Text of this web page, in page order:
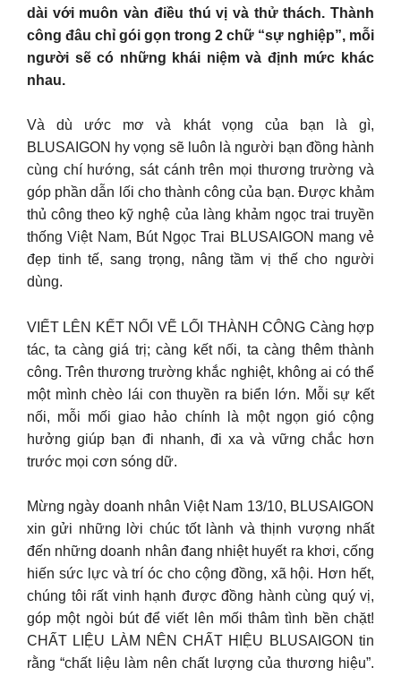
dài với muôn vàn điều thú vị và thử thách. Thành
công đâu chỉ gói gọn trong 2 chữ “sự nghiệp”, mỗi
người sẽ có những khái niệm và định mức khác
nhau.
Và dù ước mơ và khát vọng của bạn là gì,
BLUSAIGON hy vọng sẽ luôn là người bạn đồng hành
cùng chí hướng, sát cánh trên mọi thương trường và
góp phần dẫn lối cho thành công của bạn. Được khảm
thủ công theo kỹ nghệ của làng khảm ngọc trai truyền
thống Việt Nam, Bút Ngọc Trai BLUSAIGON mang vẻ
đẹp tinh tế, sang trọng, nâng tầm vị thế cho người
dùng.
VIẾT LÊN KẾT NỐI VẼ LỐI THÀNH CÔNG Càng hợp
tác, ta càng giá trị; càng kết nối, ta càng thêm thành
công. Trên thương trường khắc nghiệt, không ai có thể
một mình chèo lái con thuyền ra biển lớn. Mỗi sự kết
nối, mỗi mối giao hảo chính là một ngọn gió cộng
hưởng giúp bạn đi nhanh, đi xa và vững chắc hơn
trước mọi cơn sóng dữ.
Mừng ngày doanh nhân Việt Nam 13/10, BLUSAIGON
xin gửi những lời chúc tốt lành và thịnh vượng nhất
đến những doanh nhân đang nhiệt huyết ra khơi, cống
hiến sức lực và trí óc cho cộng đồng, xã hội. Hơn hết,
chúng tôi rất vinh hạnh được đồng hành cùng quý vị,
góp một ngòi bút để viết lên mối thâm tình bền chặt!
CHẤT LIỆU LÀM NÊN CHẤT HIỆU BLUSAIGON tin
rằng “chất liệu làm nên chất lượng của thương hiệu”.